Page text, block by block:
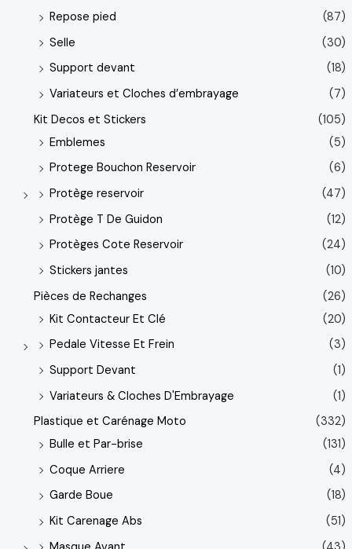
Repose pied
(87)
Selle
(30)
Support devant
(18)
Variateurs et Cloches d’embrayage
(7)
Kit Decos et Stickers
(105)
Emblemes
(5)
Protege Bouchon Reservoir
(6)
Protège reservoir
(47)
Protège T De Guidon
(12)
Protèges Cote Reservoir
(24)
Stickers jantes
(10)
Pièces de Rechanges
(26)
Kit Contacteur Et Clé
(20)
Pedale Vitesse Et Frein
(3)
Support Devant
(1)
Variateurs & Cloches D'Embrayage
(1)
Plastique et Carénage Moto
(332)
Bulle et Par-brise
(131)
Coque Arriere
(4)
Garde Boue
(18)
Kit Carenage Abs
(51)